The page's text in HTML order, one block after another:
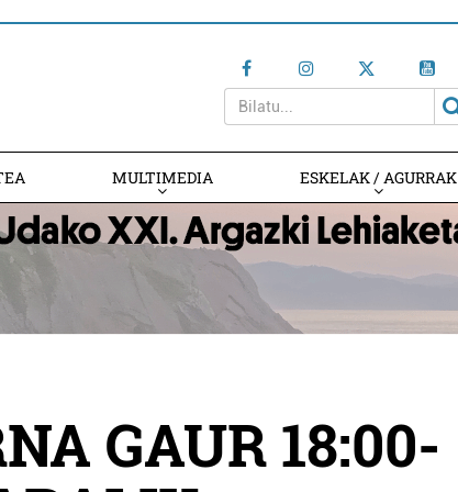
MULTIMEDIA ESKELAK / AGURRAK
GAUR 18:00-